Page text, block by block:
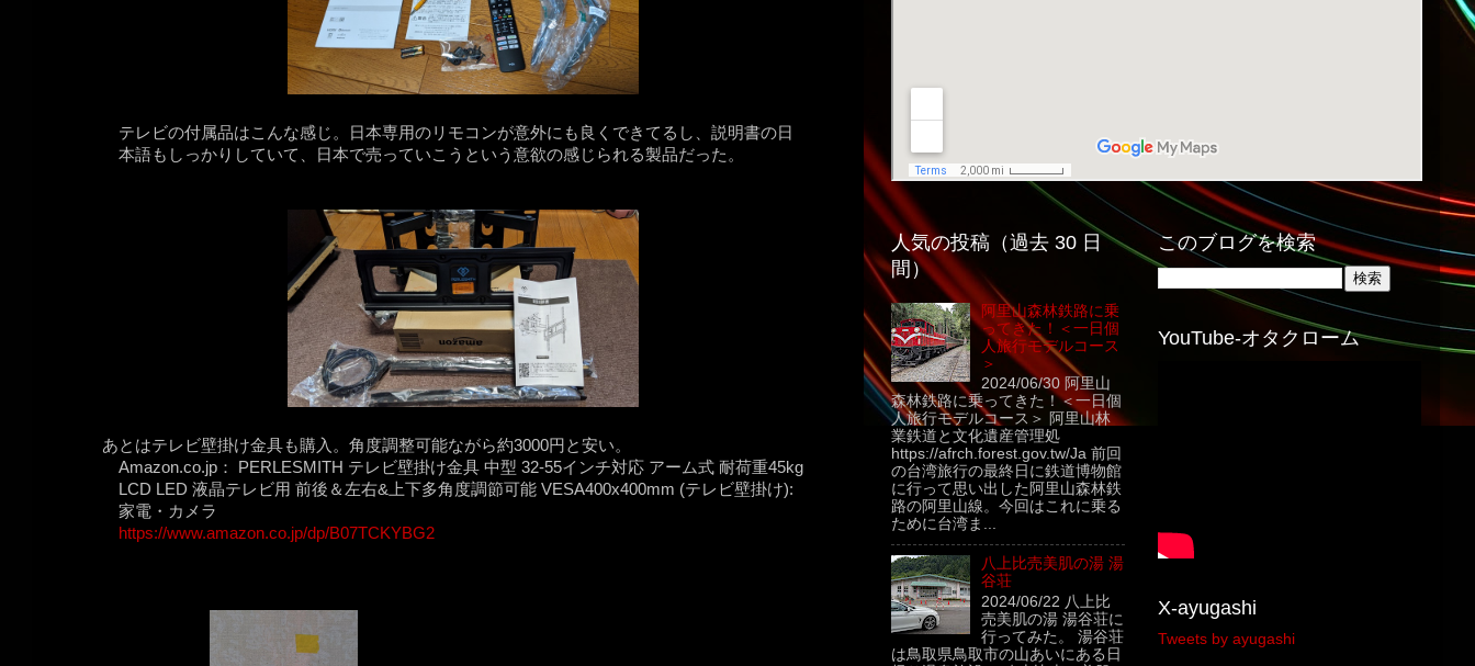
テレビの付属品はこんな感じ。日本専用のリモコンが意外にも良くできてるし、説明書の日
本語もしっかりしていて、日本で売っていこうという意欲の感じられる製品だった。
あとはテレビ壁掛け金具も購入。角度調整可能ながら約3000円と安い。
Amazon.co.jp： PERLESMITH テレビ壁掛け金具 中型 32-55インチ対応 アーム式 耐荷重45kg
LCD LED 液晶テレビ用 前後＆左右&上下多角度調節可能 VESA400x400mm (テレビ壁掛け):
家電・カメラ
https://www.amazon.co.jp/dp/B07TCKYBG2
人気の投稿（過去 30 日
間）
阿里山森林鉄路に乗
ってきた！＜一日個
人旅行モデルコース
＞
2024/06/30 阿里山
森林鉄路に乗ってきた！＜一日個
人旅行モデルコース＞ 阿里山林
業鉄道と文化遺産管理処
https://afrch.forest.gov.tw/Ja 前回
の台湾旅行の最終日に鉄道博物館
に行って思い出した阿里山森林鉄
路の阿里山線。今回はこれに乗る
ために台湾ま...
八上比売美肌の湯 湯
谷荘
2024/06/22 八上比
売美肌の湯 湯谷荘に
行ってみた。 湯谷荘
は鳥取県鳥取市の山あいにある日
このブログを検索
YouTube-オタクローム
X-ayugashi
Tweets by ayugashi